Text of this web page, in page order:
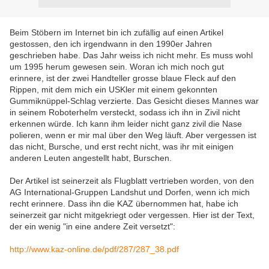
Beim Stöbern im Internet bin ich zufällig auf einen Artikel
gestossen, den ich irgendwann in den 1990er Jahren
geschrieben habe. Das Jahr weiss ich nicht mehr. Es muss wohl
um 1995 herum gewesen sein. Woran ich mich noch gut
erinnere, ist der zwei Handteller grosse blaue Fleck auf den
Rippen, mit dem mich ein USKler mit einem gekonnten
Gummiknüppel-Schlag verzierte. Das Gesicht dieses Mannes war
in seinem Roboterhelm versteckt, sodass ich ihn in Zivil nicht
erkennen würde. Ich kann ihm leider nicht ganz zivil die Nase
polieren, wenn er mir mal über den Weg läuft. Aber vergessen ist
das nicht, Bursche, und erst recht nicht, was ihr mit einigen
anderen Leuten angestellt habt, Burschen.
Der Artikel ist seinerzeit als Flugblatt vertrieben worden, von den
AG International-Gruppen Landshut und Dorfen, wenn ich mich
recht erinnere. Dass ihn die KAZ übernommen hat, habe ich
seinerzeit gar nicht mitgekriegt oder vergessen. Hier ist der Text,
der ein wenig "in eine andere Zeit versetzt":
http://www.kaz-online.de/pdf/287/287_38.pdf